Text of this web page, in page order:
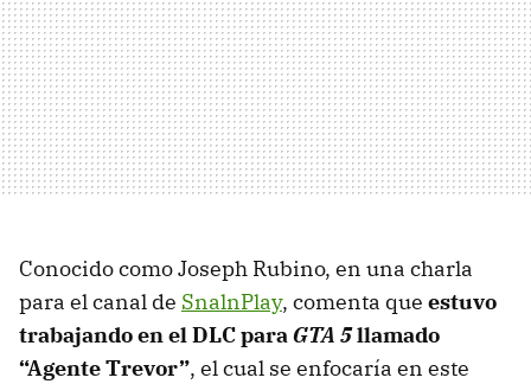
Conocido como Joseph Rubino, en una charla
para el canal de SnalnPlay, comenta que estuvo
trabajando en el DLC paraGTA 5llamado
“Agente Trevor”, el cual se enfocaría en este